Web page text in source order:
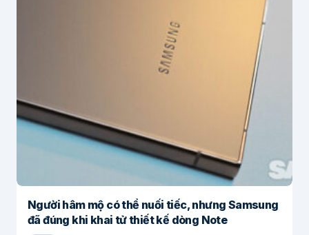
Người hâm mộ có thể nuối tiếc, nhưng Samsung
đã đúng khi khai tử thiết kế dòng Note